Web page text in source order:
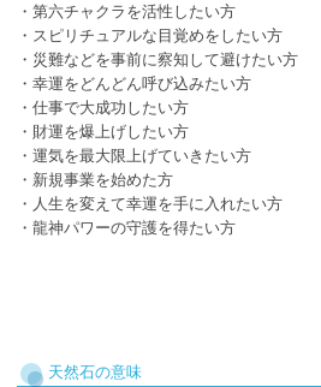
・第六チャクラを活性したい方
・スピリチュアルな目覚めをしたい方
・災難などを事前に察知して避けたい方
・幸運をどんどん呼び込みたい方
・仕事で大成功したい方
・財運を爆上げしたい方
・運気を最大限上げていきたい方
・新規事業を始めた方
・人生を変えて幸運を手に入れたい方
・龍神パワーの守護を得たい方
天然石の意味